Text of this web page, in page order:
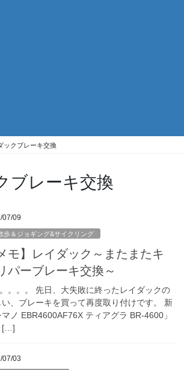
ックブレーキ交換
ブレーキ交換
07/09
歩＆ジョギング&サイクリング
モ】レイダック～またまたキ
パーブレーキ交換～
。。。 先日、大失敗に終ったレイダックの
、ブレーキを買って再度取り付けです。 新
ノ EBR4600AF76X ティアグラ BR-4600」
[…]
07/03